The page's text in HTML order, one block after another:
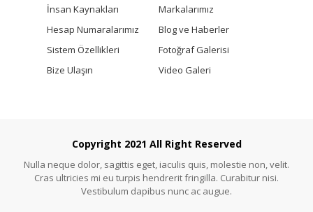
İnsan Kaynakları
Hesap Numaralarımız
Sistem Özellikleri
Bize Ulaşın
Markalarımız
Blog ve Haberler
Fotoğraf Galerisi
Video Galeri
Copyright 2021 All Right Reserved
Nulla neque dolor, sagittis eget, iaculis quis, molestie non, velit.
Cras ultricies mi eu turpis hendrerit fringilla. Curabitur nisi.
Vestibulum dapibus nunc ac augue.